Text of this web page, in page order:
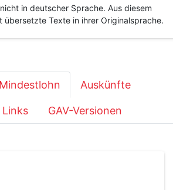
in deutscher Sprache. Aus diesem
übersetzte Texte in ihrer Originalsprache.
Mindestlohn Auskünfte
GAV-Versionen